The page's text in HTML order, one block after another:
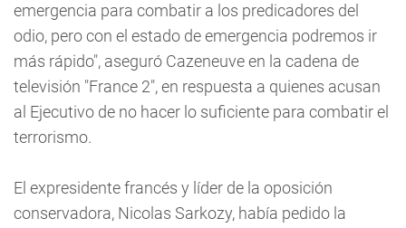
emergencia para combatir a los predicadores del
odio, pero con el estado de emergencia podremos ir
más rápido", aseguró Cazeneuve en la cadena de
televisión "France 2", en respuesta a quienes acusan
al Ejecutivo de no hacer lo suficiente para combatir el
terrorismo.
El expresidente francés y líder de la oposición
conservadora, Nicolas Sarkozy, había pedido la